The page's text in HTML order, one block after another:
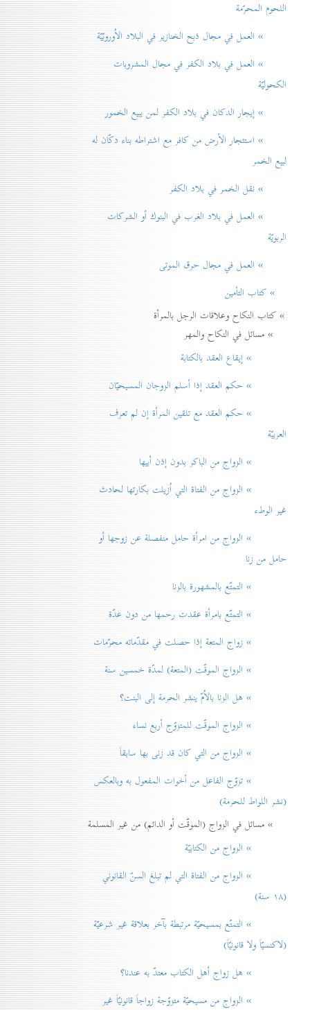
اللحوم المحرّمة
» العمل في مجال ذبح الخنازير في البلاد الاُوروبّيّة
» العمل في بلاد الكفر في مجال المشروبات
الكحوليّة
» إيجار الدكان في بلاد الكفر لمن يبيع الخمور
» استئجار الأرض من كافر مع اشتراطه بناء دكّان له
لبيع الخمر
» نقل الخمر في بلاد الكفر
» العمل في بلاد الغرب في البنوك أو الشركات
الربويّة
» العمل في مجال حرق الموتی
» كتاب التأمين
» كتاب النكاح وعلاقات الرجل بالمرأة
» مسائل في النكاح والمهر
» إيقاع العقد بالكتابة
» حكم العقد إذا أسلم الزوجان المسيحيّان
» حكم العقد مع تلقين المرأة إن لم تعرف
العربيّة
» الزواج من الباكر بدون إذن أبيها
» الزواج من الفتاة التي اُزيلت بكارتها لحادث
غير الوطء
» الزواج من امرأة حامل منفصلة عن زوجها أو
حامل من زنا
» التمتّع بالمشهورة بالزنا
» التمتّع بامرأة عقدت رحمها من دون عدّة
» زواج المتعة إذا حصلت في مقدّماته محرّمات
» الزواج الموقّت (المتعة) لمدّة خمسين سنة
» هل الزنا بالاُمّ ينشر الحرمة إلی البنت؟
» الزواج الموقّت للمتزوّج أربع نساء
» الزواج من التي كان قد زنی بها سابقاً
» تزوّج الفاعل من أخوات المفعول به وبالعكس
(نشر اللواط للحرمة)
» مسائل في الزواج (الموقّت أو الدائم) من غير المسلمة
» الزواج من الكتابيّة
» الزواج من الفتاة التي لم تبلغ السنّ القانوني
(۱۸ سنة)
» التمتّع بمسيحيّة مرتبطة بآخر بعلاقة غير شرعيّة
(لاكنسيّاً ولا قانونيّاً)
» هل زواج أهل الكتاب معتدّ به عندنا؟
» الزواج من مسيحيّة متزوّجة زواجاً قانونيّاً غير